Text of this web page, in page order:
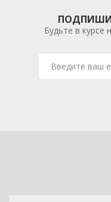
Будьте в курсе